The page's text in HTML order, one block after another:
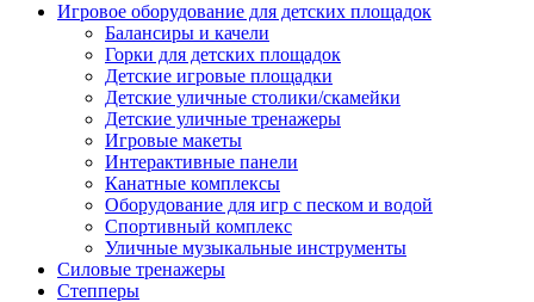
Игровое оборудование для детских площадок
Балансиры и качели
Горки для детских площадок
Детские игровые площадки
Детские уличные столики/скамейки
Детские уличные тренажеры
Игровые макеты
Интерактивные панели
Канатные комплексы
Оборудование для игр с песком и водой
Спортивный комплекс
Уличные музыкальные инструменты
Силовые тренажеры
Степперы